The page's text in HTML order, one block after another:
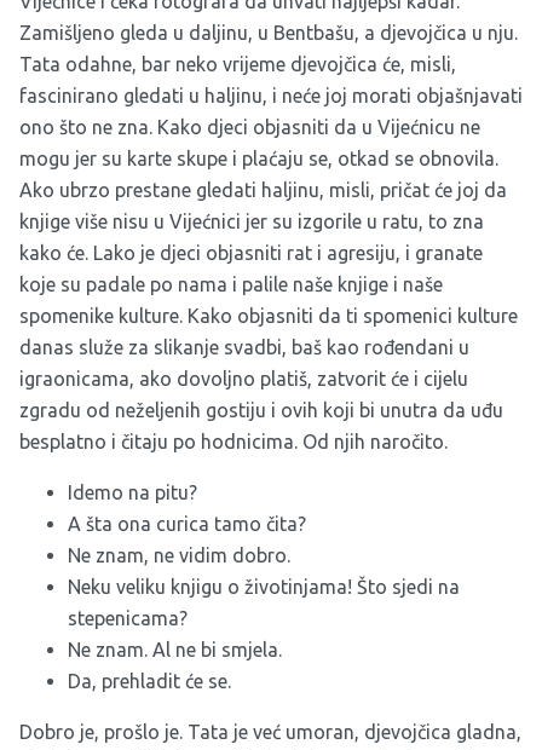
Zamišljeno gleda u daljinu, u Bentbašu, a djevojčica u nju.
Tata odahne, bar neko vrijeme djevojčica će, misli,
fascinirano gledati u haljinu, i neće joj morati objašnjavati
ono što ne zna. Kako djeci objasniti da u Vijećnicu ne
mogu jer su karte skupe i plaćaju se, otkad se obnovila.
Ako ubrzo prestane gledati haljinu, misli, pričat će joj da
knjige više nisu u Vijećnici jer su izgorile u ratu, to zna
kako će. Lako je djeci objasniti rat i agresiju, i granate
koje su padale po nama i palile naše knjige i naše
spomenike kulture. Kako objasniti da ti spomenici kulture
danas služe za slikanje svadbi, baš kao rođendani u
igraonicama, ako dovoljno platiš, zatvorit će i cijelu
zgradu od neželjenih gostiju i ovih koji bi unutra da uđu
besplatno i čitaju po hodnicima. Od njih naročito.
Idemo na pitu?
A šta ona curica tamo čita?
Ne znam, ne vidim dobro.
Neku veliku knjigu o životinjama! Što sjedi na
stepenicama?
Ne znam. Al ne bi smjela.
Da, prehladit će se.
Dobro je, prošlo je. Tata je već umoran, djevojčica gladna,